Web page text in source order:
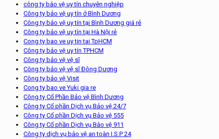
công ty bảo vệ uy tín chuyên nghiệp
Công ty bảo vệ uy tín ở Bình Dương
Công ty bảo vệ uy tín tại Bình Dương giá rẻ
Công ty bảo vệ uy tín tại Hà Nội rẻ
Cong ty bao ve uy tin tai TpHCM
Công ty bảo vệ uy tín TPHCM
Công ty bảo vệ vệ sĩ
Công ty bảo vệ vệ sĩ Đông Dương
Công ty bảo vệ Visit
Cong ty bao ve Yuki gia re
Công ty Cổ Phần Bảo vệ Bình Dương
Công ty Cổ phần Dịch vụ Bảo vệ 24/7
Công ty Cổ phần Dịch vụ Bảo vệ 555
Công ty Cổ phần Dịch vụ Bảo vệ 911
Công ty dịch vụ bảo vệ an toàn I.S.P 24